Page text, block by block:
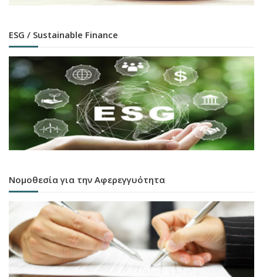
ESG / Sustainable Finance
Νομοθεσία για την Αφερεγγυότητα